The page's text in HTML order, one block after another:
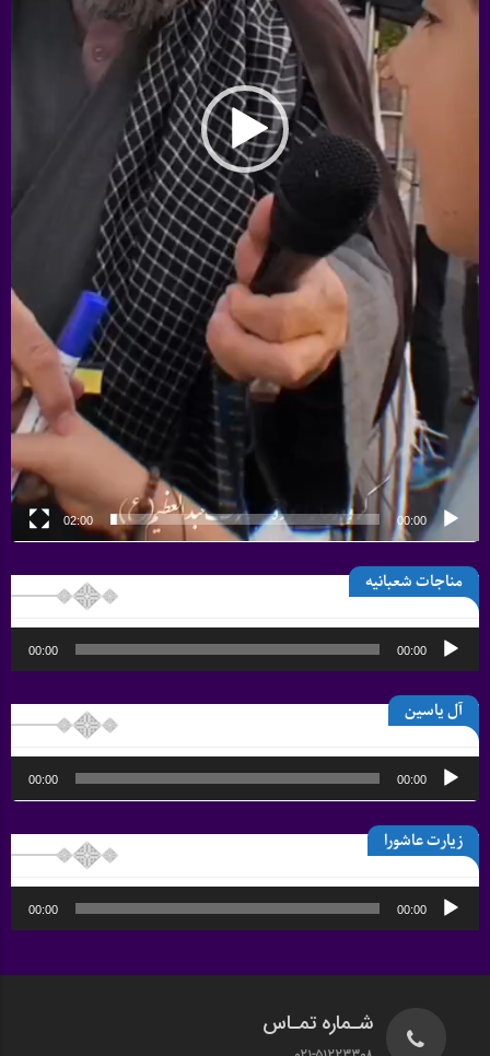
00:00
02:00
مناجات شعبانیه
پخش‌کننده
صوت
00:00
00:00
آل یاسین
پخش‌کننده
صوت
00:00
00:00
زیارت عاشورا
پخش‌کننده
صوت
00:00
00:00
شـماره تمـاس